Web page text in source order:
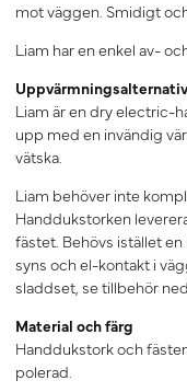
mot väggen. Smidigt
Liam har en enkel av-
Uppvärmningsalternativ
Liam är en dry electric-
upp med en invändig
vätska.
Liam behöver inte
Handdukstorken
fästet. Behövs istället
syns och el-kontakt i
sladdset, se tillbehör
Material och färg
Handdukstork och
polerad.